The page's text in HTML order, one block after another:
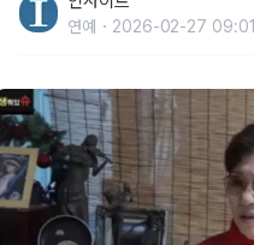
연예 2026-02-27 09:01